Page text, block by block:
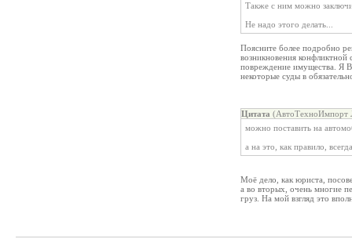
Также с ним можно
Не надо этого делать...
Поясните более подробно
возникновения конфликтной
повреждение имущества. Я
некоторые суды в
Цитата (АвтоТехноИмпорт
можно поставить на
а на это, как правило,
Моё дело, как юриста,
а во вторых, очень многие
груз. На мой взгляд это